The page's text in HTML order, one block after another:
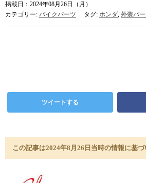
掲載日：2024年08月26日（月）
カテゴリー: バイクパーツ タグ: ホンダ, 外装パ
ツイートする
この記事は2024年8月26日当時の情報に基づ